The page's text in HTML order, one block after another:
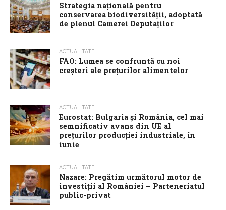
Strategia națională pentru
conservarea biodiversității, adoptată
de plenul Camerei Deputaților
ACTUALITATE
FAO: Lumea se confruntă cu noi
creșteri ale prețurilor alimentelor
ACTUALITATE
Eurostat: Bulgaria și România, cel mai
semnificativ avans din UE al
prețurilor producției industriale, în
iunie
ACTUALITATE
Nazare: Pregătim următorul motor de
investiții al României – Parteneriatul
public-privat